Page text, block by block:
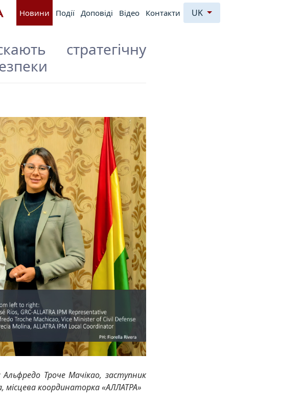
Новини Події Доповiдi Відео Контакти UK
стратегічну
Троче Мачікао, заступник
місцева координаторка «АЛЛАТРА»